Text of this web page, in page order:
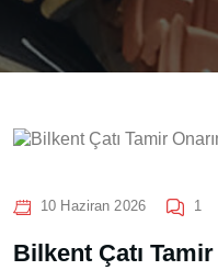
10 Haziran 2026 1
Bilkent Çatı Tamir